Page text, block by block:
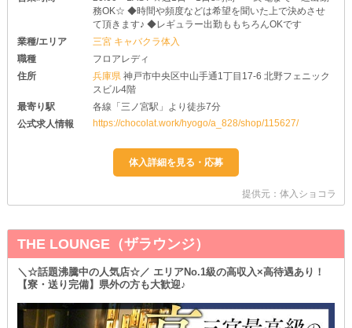
務OK☆ ◆時間や頻度などは希望を聞いた上で決めさせ
て頂きます♪ ◆レギュラー出勤ももちろんOKです
業種/エリア
三宮 キャバクラ体入
職種
フロアレディ
住所
兵庫県神戸市中央区中山手通1丁目17-6 北野フェニック
スビル4階
最寄り駅
各線「三ノ宮駅」より徒歩7分
公式求人情報
https://chocolat.work/hyogo/a_828/shop/115627/
提供元：体入ショコラ
THE LOUNGE（ザラウンジ）
＼☆話題沸騰中の人気店☆／ エリアNo.1級の高収入×高待遇あり！
【寮・送り完備】県外の方も大歓迎♪